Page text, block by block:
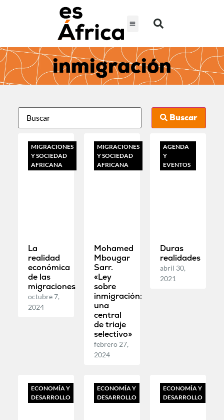
inmigración
Buscar
MIGRACIONES
Y SOCIEDAD
AFRICANA
La
realidad
económica
de las
migraciones
octubre 7,
2024
MIGRACIONES
Y SOCIEDAD
AFRICANA
Mohamed
Mbougar
Sarr.
«Ley
sobre
inmigración:
una
central
de triaje
selectivo»
febrero 27,
2024
AGENDA
Y
EVENTOS
Duras
realidades
abril 30,
2021
ECONOMÍA Y
DESARROLLO
ECONOMÍA Y
DESARROLLO
ECONOMÍA Y
DESARROLLO